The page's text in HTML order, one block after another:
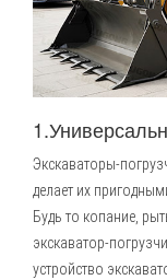
Экскаваторы-
делает их
Будь то копание,
экскаватор-
устройство